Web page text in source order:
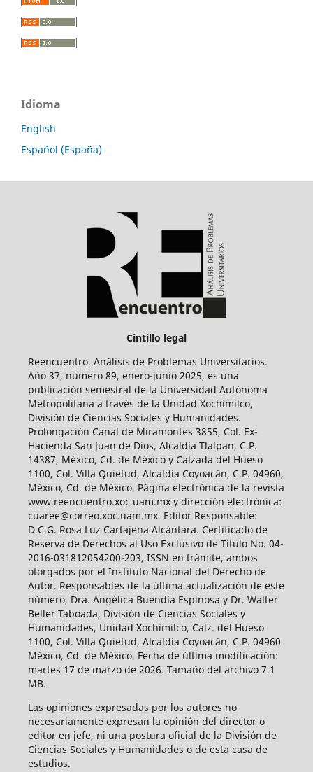
Idioma
English
Español (España)
Cintillo legal
Reencuentro. Análisis de Problemas Universitarios.
Año 37, número 89, enero-junio 2025, es una
publicación semestral de la Universidad Autónoma
Metropolitana a través de la Unidad Xochimilco,
División de Ciencias Sociales y Humanidades.
Prolongación Canal de Miramontes 3855, Col. Ex-
Hacienda San Juan de Dios, Alcaldía Tlalpan, C.P.
14387, México, Cd. de México y Calzada del Hueso
1100, Col. Villa Quietud, Alcaldía Coyoacán, C.P. 04960,
México, Cd. de México. Página electrónica de la revista
www.reencuentro.xoc.uam.mx y dirección electrónica:
cuaree@correo.xoc.uam.mx. Editor Responsable:
D.C.G. Rosa Luz Cartajena Alcántara. Certificado de
Reserva de Derechos al Uso Exclusivo de Título No. 04-
2016-031812054200-203, ISSN en trámite, ambos
otorgados por el Instituto Nacional del Derecho de
Autor. Responsables de la última actualización de este
número, Dra. Angélica Buendía Espinosa y Dr. Walter
Beller Taboada, División de Ciencias Sociales y
Humanidades, Unidad Xochimilco, Calz. del Hueso
1100, Col. Villa Quietud, Alcaldía Coyoacán, C.P. 04960
México, Cd. de México. Fecha de última modificación:
martes 17 de marzo de 2026. Tamaño del archivo 7.1
MB.
Las opiniones expresadas por los autores no
necesariamente expresan la opinión del director o
editor en jefe, ni una postura oficial de la División de
Ciencias Sociales y Humanidades o de esta casa de
estudios.